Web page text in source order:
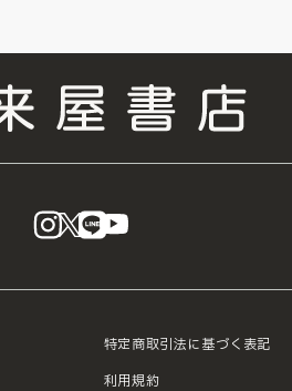
instagram
X LINE
特定商取引法に基づく表記
利用規約